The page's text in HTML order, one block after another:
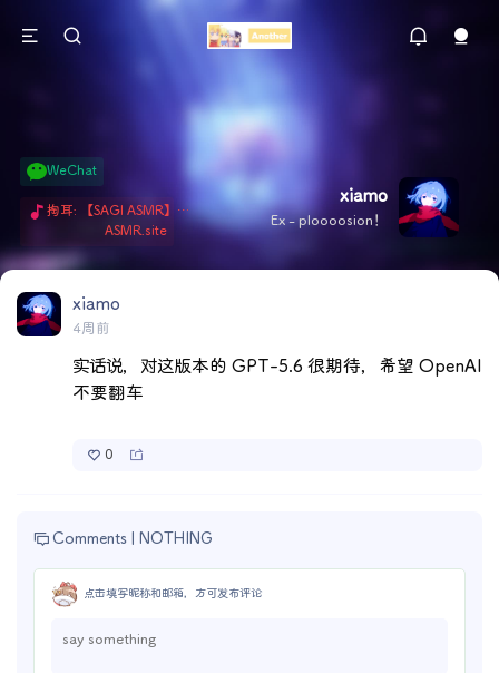
xiamo
Ex - ploooosion！
WeChat
掏耳: 【SAGI ASMR】今天就由阿米娅给博士掏耳吧「耳勺x鹅毛棒x吹气」 Hi-Res无损助眠 + 单刷: ASMR 精选4.0｜ 陪伴天花板 ✦扶扶の温柔哄睡 ✦ 顶级道具和语气词的交融 ✦ 扶桑大红花、
ASMR.site
xiamo
4周前
实话说，对这版本的 GPT-5.6 很期待，希望 OpenAI
不要翻车
0
Comments | NOTHING
点击填写昵称和邮箱，方可发布评论